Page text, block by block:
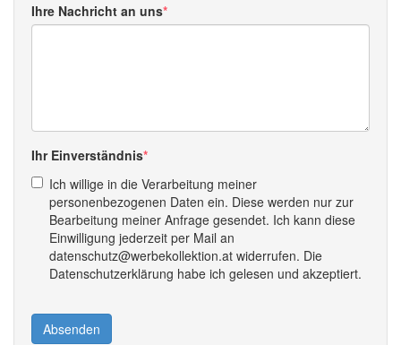
Ihre Nachricht an uns
Ihr Einverständnis
Ich willige in die Verarbeitung meiner
personenbezogenen Daten ein. Diese werden nur zur
Bearbeitung meiner Anfrage gesendet. Ich kann diese
Einwilligung jederzeit per Mail an
datenschutz@werbekollektion.at widerrufen. Die
Datenschutzerklärung habe ich gelesen und akzeptiert.
Absenden